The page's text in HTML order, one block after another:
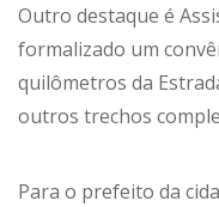
Outro destaque é
formalizado um
quilômetros da
outros trechos
Para o prefeito da